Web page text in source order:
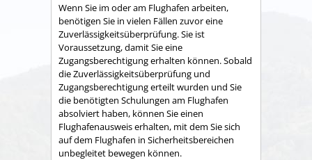
Wenn Sie im oder am Flughafen arbeiten,
benötigen Sie in vielen Fällen zuvor eine
Zuverlässigkeitsüberprüfung. Sie ist
Voraussetzung, damit Sie eine
Zugangsberechtigung erhalten können. Sobald
die Zuverlässigkeitsüberprüfung und
Zugangsberechtigung erteilt wurden und Sie
die benötigten Schulungen am Flughafen
absolviert haben, können Sie einen
Flughafenausweis erhalten, mit dem Sie sich
auf dem Flughafen in Sicherheitsbereichen
unbegleitet bewegen können.